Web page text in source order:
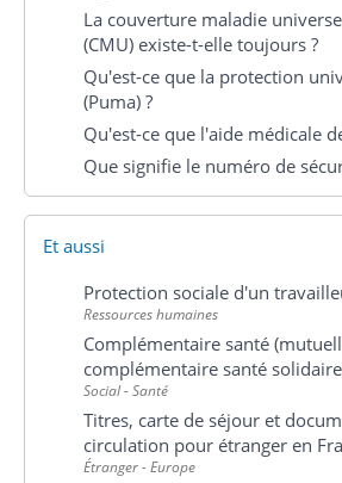
La couverture maladie
(CMU) existe-t-elle toujours ?
Qu'est-ce que la protection
(Puma) ?
Qu'est-ce que l'aide médicale
Que signifie le numéro de
Et aussi
Protection sociale d'un
Ressources humaines
Complémentaire santé
complémentaire santé solidaire
Social - Santé
Titres, carte de séjour et
circulation pour étranger en
Étranger - Europe